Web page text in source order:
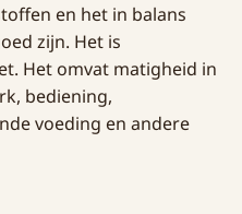
en het in balans
zijn. Het is
Het omvat matigheid in
bediening,
voeding en andere